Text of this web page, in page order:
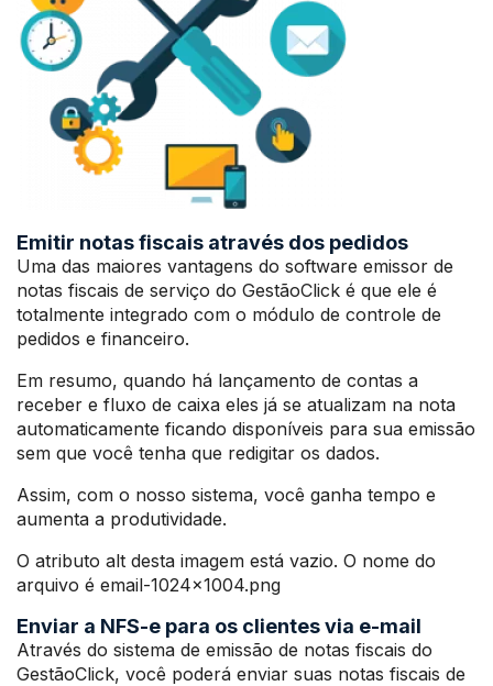
Emitir notas fiscais através dos pedidos
Uma das maiores vantagens do software emissor de
notas fiscais de serviço do GestãoClick é que ele é
totalmente integrado com o módulo de controle de
pedidos e financeiro.
Em resumo, quando há lançamento de contas a
receber e fluxo de caixa eles já se atualizam na nota
automaticamente ficando disponíveis para sua emissão
sem que você tenha que redigitar os dados.
Assim, com o nosso sistema, você ganha tempo e
aumenta a produtividade.
O atributo alt desta imagem está vazio. O nome do
arquivo é email-1024×1004.png
Enviar a NFS-e para os clientes via e-mail
Através do sistema de emissão de notas fiscais do
GestãoClick, você poderá enviar suas notas fiscais de